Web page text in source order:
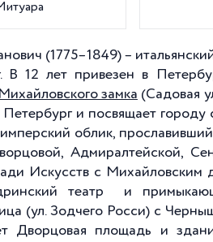
(1775–1849) –
В 12 лет привезен в
Михайловского замка (Садовая
Петербург и посвящает
облик,
Адмиралтейской,
Искусств с Михайловским
театр и
(ул. Зодчего Росси) с
Дворцовая площадь и